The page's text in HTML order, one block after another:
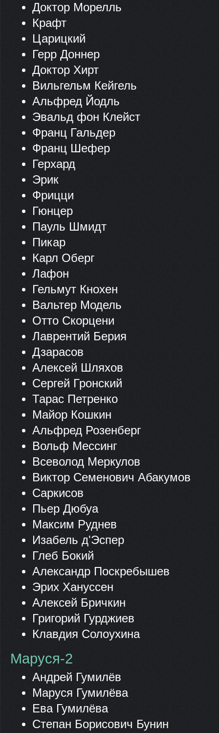
Доктор Морелль
Крафт
Царицкий
Герр Доннер
Доктор Хирт
Вильгельм Кейгель
Альфред Йодль
Эвальд фон Клейст
Франц Гальдер
Франц Шефер
Герхард
Эрик
Фрицци
Гюнцер
Пауль Шмидт
Пикар
Карл Оберг
Лафон
Гельмут Кнохен
Вальтер Модель
Отто Скорцени
Лаврентий Берия
Дзарасов
Алексей Шляхов
Сергей Гронский
Тарас Петренко
Майор Кошкин
Альфред Розенберг
Вольф Мессинг
Всеволод Меркулов
Виктор Семенович Абакумов
Саркисов
Пьер Дюбуа
Максим Руднев
Изабель д'Эспер
Глеб Бокий
Александр Поскребышев
Эрих Хануссен
Алексей Бричкин
Григорий Гурджиев
Клавдия Солоухина
Маруся-2
Андрей Гумилёв
Маруся Гумилёва
Ева Гумилёва
Степан Борисович Бунин